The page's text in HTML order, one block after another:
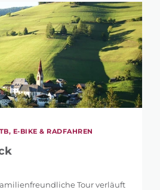
E-BIKE & RADFAHREN
Tour verläuft